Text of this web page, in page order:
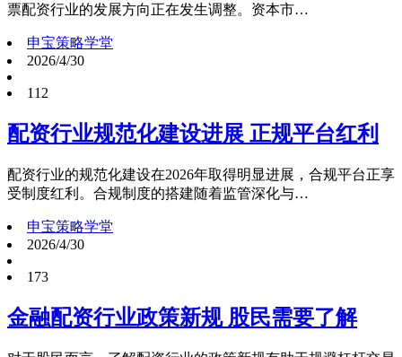
票配资行业的发展方向正在发生调整。资本市…
申宝策略学堂
2026/4/30
112
配资行业规范化建设进展 正规平台红利
配资行业的规范化建设在2026年取得明显进展，合规平台正享
受制度红利。合规制度的搭建随着监管深化与…
申宝策略学堂
2026/4/30
173
金融配资行业政策新规 股民需要了解